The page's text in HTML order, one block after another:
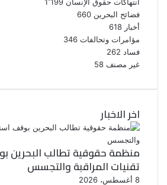
فضائح البحرين 660
أخبار 618
مؤامرات وتحالفات 346
فساد 262
غير مصنف 58
اخر الاخبار
منظمة حقوقية تطالب البحرين
تقنيات المراقبة والتجسس
8 أغسطس، 2026